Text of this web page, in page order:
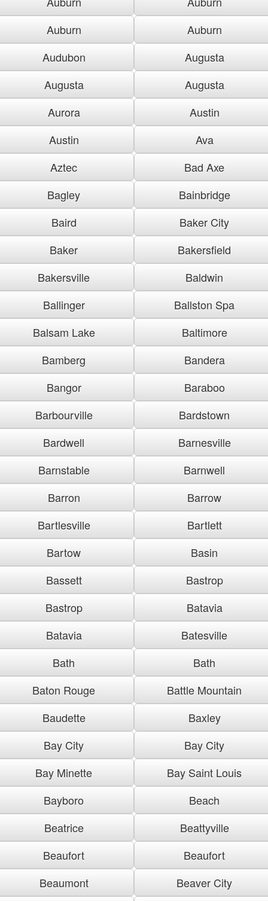
Auburn
Auburn
Audubon
Augusta
Augusta
Augusta
Aurora
Austin
Austin
Ava
Aztec
Bad Axe
Bagley
Bainbridge
Baird
Baker City
Baker
Bakersfield
Bakersville
Baldwin
Ballinger
Ballston Spa
Balsam Lake
Baltimore
Bamberg
Bandera
Bangor
Baraboo
Barbourville
Bardstown
Bardwell
Barnesville
Barnstable
Barnwell
Barron
Barrow
Bartlesville
Bartlett
Bartow
Basin
Bassett
Bastrop
Bastrop
Batavia
Batavia
Batesville
Bath
Bath
Baton Rouge
Battle Mountain
Baudette
Baxley
Bay City
Bay City
Bay Minette
Bay Saint Louis
Bayboro
Beach
Beatrice
Beattyville
Beaufort
Beaufort
Beaumont
Beaver City